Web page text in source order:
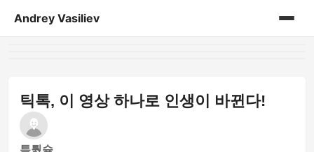
Andrey Vasiliev
books
틱톡, 이 영상 하나로 인생이 바뀐다!
특퉔슘